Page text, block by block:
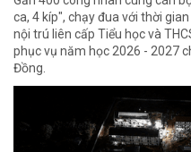
ca, 4 kíp", chạy đua với thời
nội trú liên cấp Tiểu học và
phục vụ năm học 2026 - 2027
Đồng.